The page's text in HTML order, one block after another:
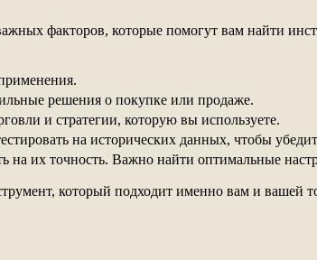
факторов, которые помогут вам найти
решения о покупке или продаже.
и стратегии, которую вы используете.
на исторических данных, чтобы
на их точность. Важно найти оптимальные
который подходит именно вам и вашей